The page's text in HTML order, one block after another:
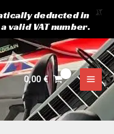
0,00 €
deducted in
valid VAT number.
X